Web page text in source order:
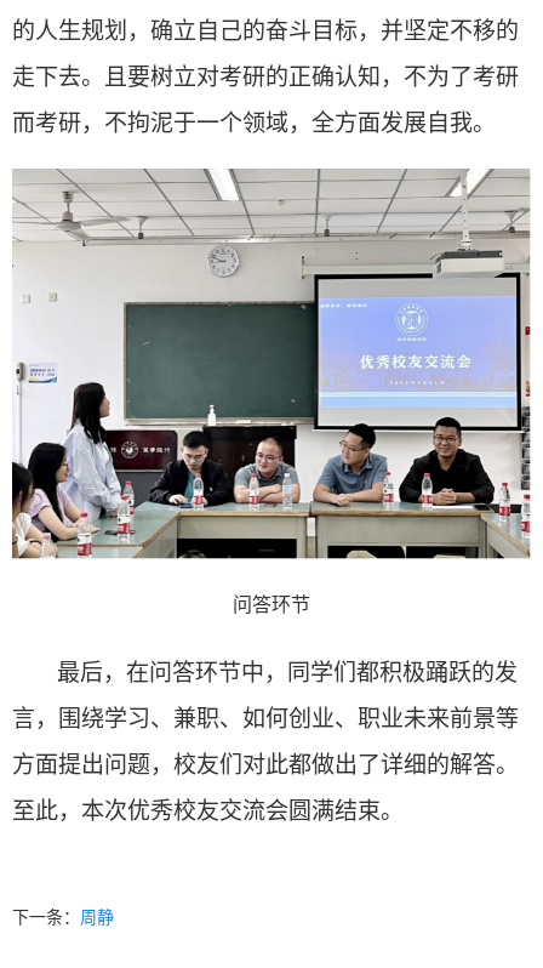
的人生规划，确立自己的奋斗目标，并坚定不移的
走下去。且要树立对考研的正确认知，不为了考研
而考研，不拘泥于一个领域，全方面发展自我。
问答环节
最后，在问答环节中，同学们都积极踊跃的发
言，围绕学习、兼职、如何创业、职业未来前景等
方面提出问题，校友们对此都做出了详细的解答。
至此，本次优秀校友交流会圆满结束。
下一条： 周静